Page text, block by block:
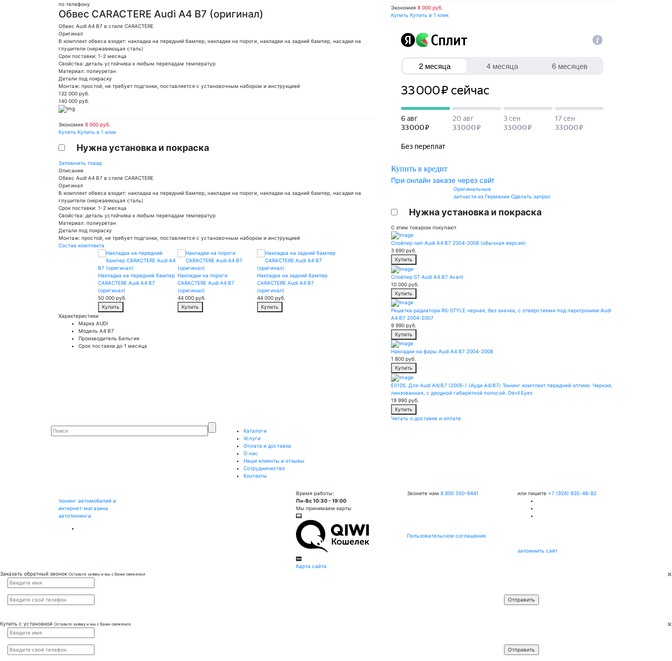
по телефону
Обвес CARACTERE Audi A4 B7 (оригинал)
Обвес Audi A4 B7 в стиле CARACTERE
Оригинал
В комплект обвеса входит: накладка на передний бампер, накладки на пороги, накладки на задний бампер, насадки на
глушители (нержавеющая сталь)
Срок поставки: 1-2 месяца
Свойства: деталь устойчива к любым перепадам температур
Материал: полиуретан
Детали под покраску
Монтаж: простой, не требует подгонки, поставляется с установочным набором и инструкцией
132 000 руб.
140 000 руб.
Экономия 8 000 руб.
Купить Купить в 1 клик
Нужна установка и покраска
Запомнить товар
Описание
Обвес Audi A4 B7 в стиле CARACTERE
Оригинал
В комплект обвеса входит: накладка на передний бампер, накладки на пороги, накладки на задний бампер, насадки на
глушители (нержавеющая сталь)
Срок поставки: 1-2 месяца
Свойства: деталь устойчива к любым перепадам температур
Материал: полиуретан
Детали под покраску
Монтаж: простой, не требует подгонки, поставляется с установочным набором и инструкцией
Состав комплекта
Накладка на передний бампер
CARACTERE Audi A4 B7
(оригинал)
50 000 руб.
Купить
Накладки на пороги
CARACTERE Audi A4 B7
(оригинал)
44 000 руб.
Купить
Накладка на задний бампер
CARACTERE Audi A4 B7
(оригинал)
44 000 руб.
Купить
Характеристики
Марка AUDI
Модель A4 B7
Производитель Бельгия
Срок поставки до 1 месяца
Экономия 8 000 руб.
Купить Купить в 1 клик
Купить в кредит
При онлайн заказе через сайт
Оригинальные
запчасти из Германии Сделать запрос
Нужна установка и покраска
С этим товаром покупают
Спойлер лип Audi A4 B7 2004-2008 (обычная версия)
3 690 руб.
Купить
Спойлер ST Audi A4 B7 Avant
10 000 руб.
Купить
Решетка радиатора RS-STYLE черная, без значка, с отверстиями под парктроники Audi
A4 B7 2004-2007
9 990 руб.
Купить
Накладки на фары Audi A4 B7 2004-2008
1 800 руб.
Купить
E0105. Для Audi A4/B7 (2005-) (Ауди А4/В7) Тюнинг комплект передней оптики. Черная,
линзованная, с диодной габаритной полосой. Devil Eyes
19 990 руб.
Купить
Читать о доставке и оплате
Каталоги
Услуги
Оплата и доставка
О нас
Наши клиенты и отзывы
Сотрудничество
Контакты
тюнинг автомобилей и
интернет-магазина
автотюнинга
Время работы:
Пн-Вс 10:30 - 19:00
Мы принимаем карты
Карта сайта
Звоните нам 8 800 550-9441
Пользовательское соглашение
или пишите +7 (926) 935-48-82
запомнить сайт
×
Заказать обратный звонок Оставьте заявку и мы с Вами свяжемся
×
Купить с установкой Оставьте заявку и мы с Вами свяжемся